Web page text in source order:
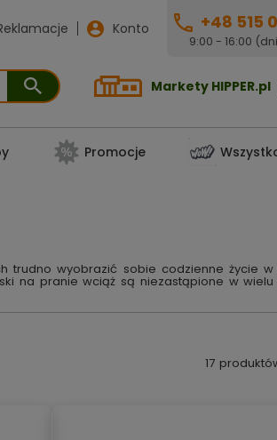
Konto +48 515
9:00 - 16:00
Markety HIPPER.pl
Promocje
trudno wyobrazić sobie codzienne życie
na pranie wciąż są niezastąpione w wielu
17